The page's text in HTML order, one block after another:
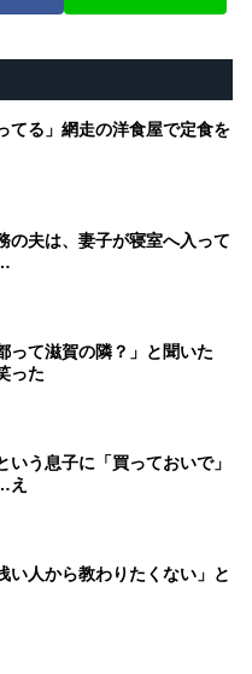
てる」網走の洋食屋で定食を
の夫は、妻子が寝室へ入って
って滋賀の隣？」と聞いた
った
いう息子に「買っておいで」
え
い人から教わりたくない」と